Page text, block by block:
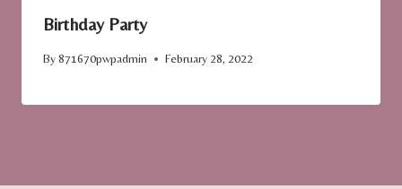
Birthday Party
By871670pwpadmin February 28, 2022